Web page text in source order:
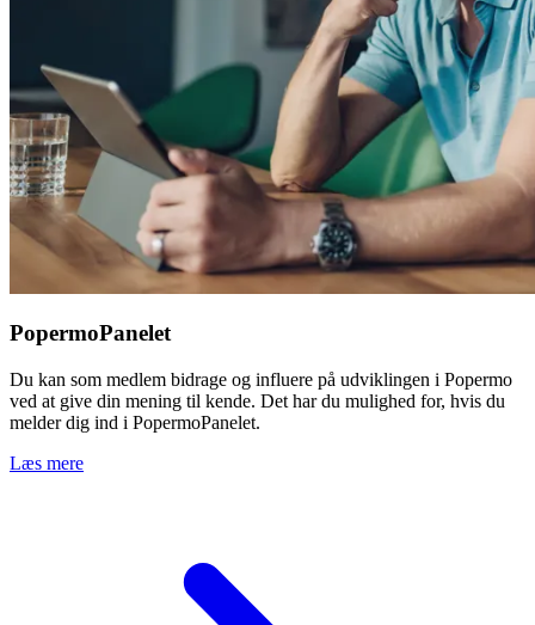
PopermoPanelet
Du kan som medlem bidrage og influere på udviklingen i Popermo
ved at give din mening til kende. Det har du mulighed for, hvis du
melder dig ind i PopermoPanelet.
Læs mere